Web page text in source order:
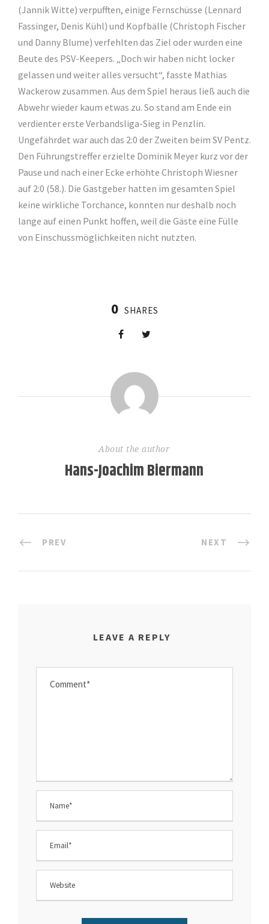
(Jannik Witte) verpufften, einige Fernschüsse (Lennard
Fassinger, Denis Kühl) und Kopfbälle (Christoph Fischer
und Danny Blume) verfehlten das Ziel oder wurden eine
Beute des PSV-Keepers. „Doch wir haben nicht locker
gelassen und weiter alles versucht“, fasste Mathias
Wackerow zusammen. Aus dem Spiel heraus ließ auch die
Abwehr wieder kaum etwas zu. So stand am Ende ein
verdienter erste Verbandsliga-Sieg in Penzlin.
Ungefährdet war auch das 2:0 der Zweiten beim SV Pentz.
Den Führungstreffer erzielte Dominik Meyer kurz vor der
Pause und nach einer Ecke erhöhte Christoph Wiesner
auf 2:0 (58.). Die Gastgeber hatten im gesamten Spiel
keine wirkliche Torchance, konnten nur deshalb noch
lange auf einen Punkt hoffen, weil die Gäste eine Fülle
von Einschussmöglichkeiten nicht nutzten.
0 SHARES
About the author
Hans-Joachim Biermann
PREV NEXT
LEAVE A REPLY